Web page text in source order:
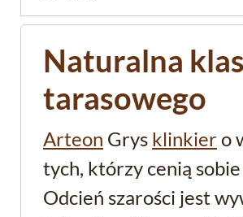
Naturalna
tarasowego
Arteon Grys klinkier o
tych, którzy cenią
Odcień szarości jest